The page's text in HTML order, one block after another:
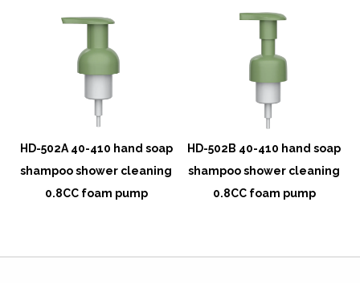
HD-502A 40-410 hand soap
shampoo shower cleaning
0.8CC foam pump
HD-502B 40-410 hand soap
shampoo shower cleaning
0.8CC foam pump